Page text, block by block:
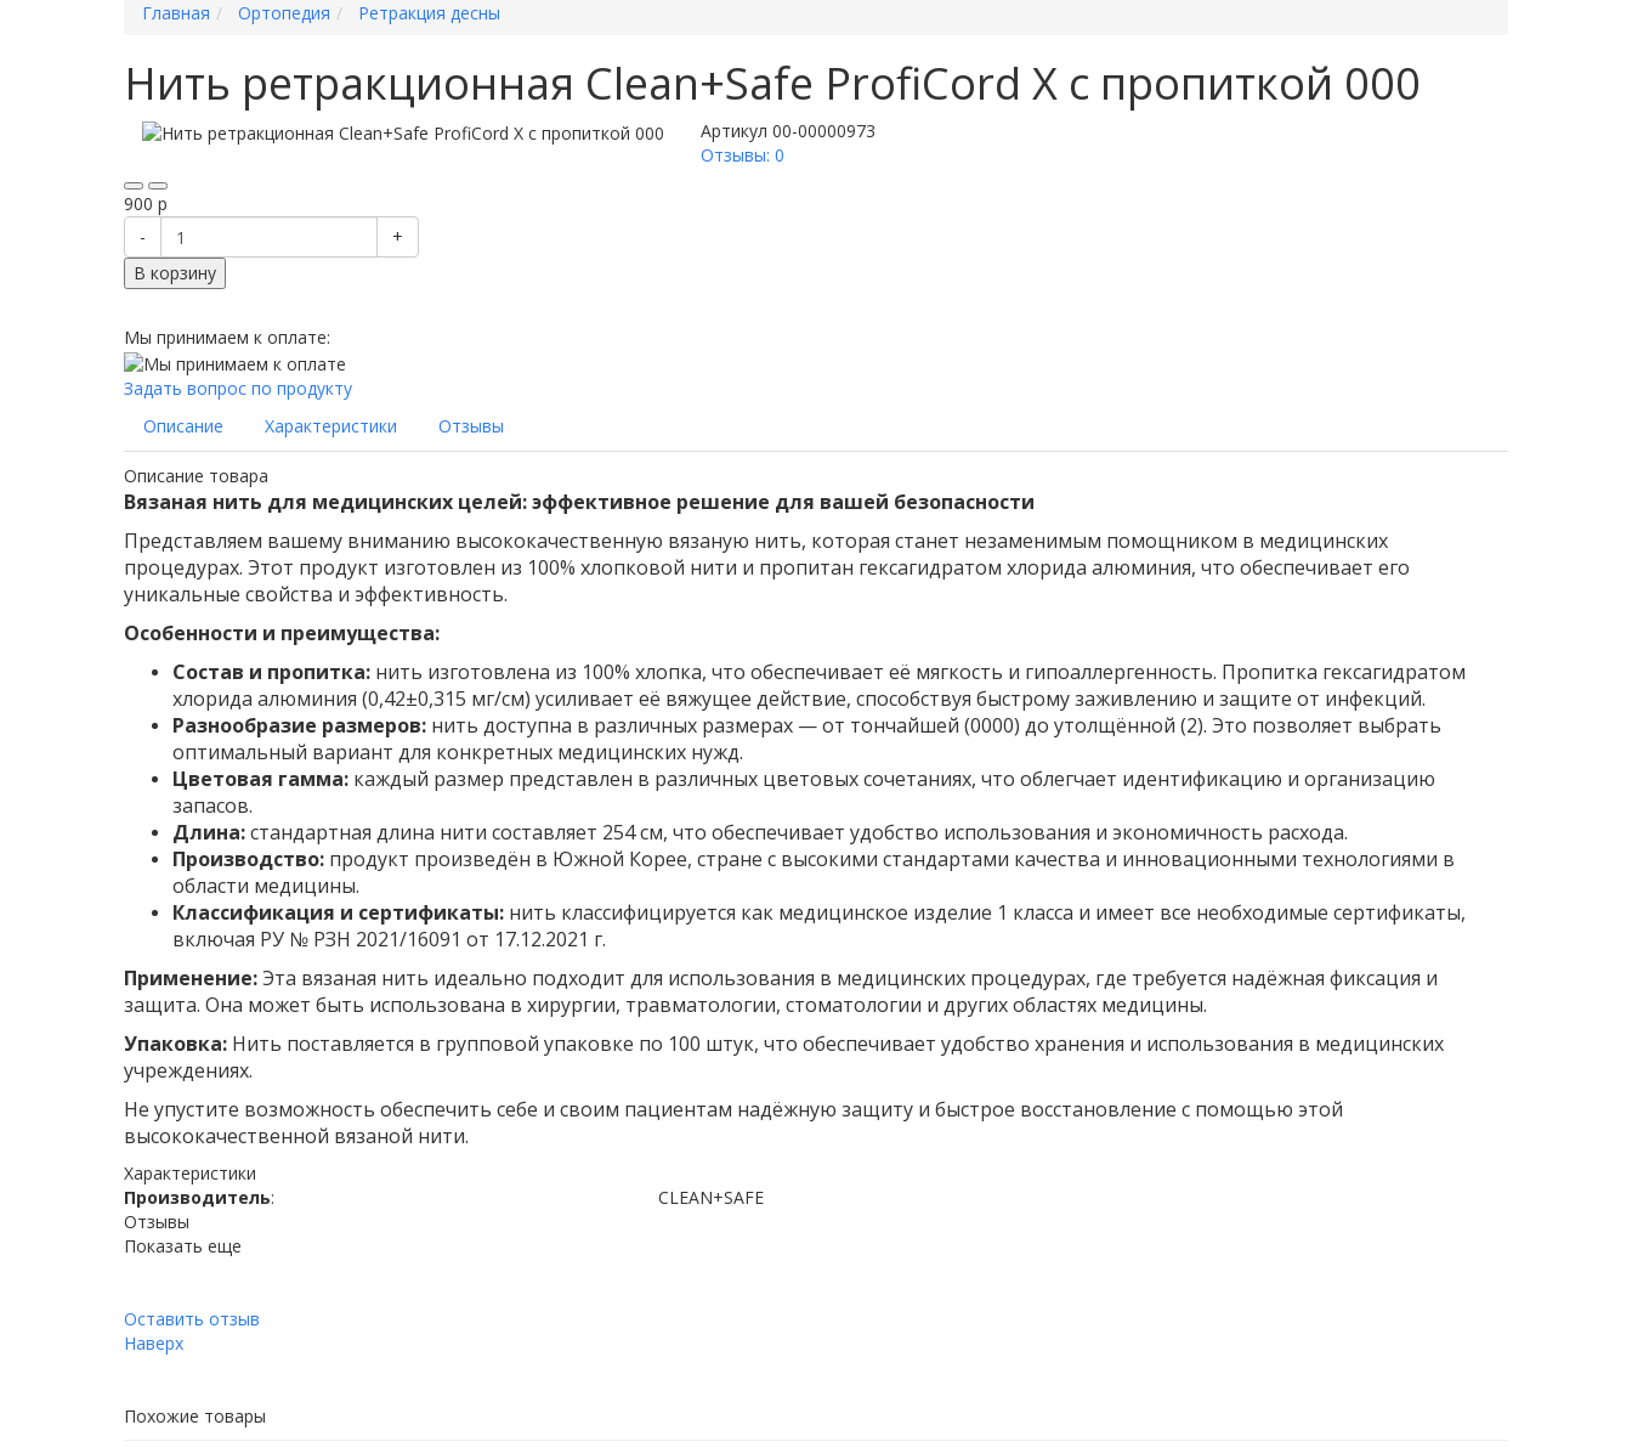
Главная Ортопедия Ретракция десны
Нить ретракционная Clean+Safe ProfiCord X с пропиткой 000
Артикул 00-00000973
Отзывы: 0
900 p
-
+
В корзину
Мы принимаем к оплате:
Задать вопрос по продукту
Описание
Характеристики Отзывы
Описание товара
Вязаная нить для медицинских целей: эффективное решение для вашей безопасности
Представляем вашему вниманию высококачественную вязаную нить, которая станет незаменимым помощником в медицинских
процедурах. Этот продукт изготовлен из 100% хлопковой нити и пропитан гексагидратом хлорида алюминия, что обеспечивает его
уникальные свойства и эффективность.
Особенности и преимущества:
Состав и пропитка: нить изготовлена из 100% хлопка, что обеспечивает её мягкость и гипоаллергенность. Пропитка гексагидратом
хлорида алюминия (0,42±0,315 мг/см) усиливает её вяжущее действие, способствуя быстрому заживлению и защите от инфекций.
Разнообразие размеров: нить доступна в различных размерах — от тончайшей (0000) до утолщённой (2). Это позволяет выбрать
оптимальный вариант для конкретных медицинских нужд.
Цветовая гамма: каждый размер представлен в различных цветовых сочетаниях, что облегчает идентификацию и организацию
запасов.
Длина:стандартная длина нити составляет 254 см, что обеспечивает удобство использования и экономичность расхода.
Производство: продукт произведён в Южной Корее, стране с высокими стандартами качества и инновационными технологиями в
области медицины.
Классификация и сертификаты: нить классифицируется как медицинское изделие 1 класса и имеет все необходимые сертификаты,
включая РУ № РЗН 2021/16091 от 17.12.2021 г.
Применение:Эта вязаная нить идеально подходит для использования в медицинских процедурах, где требуется надёжная фиксация и
защита. Она может быть использована в хирургии, травматологии, стоматологии и других областях медицины.
Упаковка: Нить поставляется в групповой упаковке по 100 штук, что обеспечивает удобство хранения и использования в медицинских
учреждениях.
Не упустите возможность обеспечить себе и своим пациентам надёжную защиту и быстрое восстановление с помощью этой
высококачественной вязаной нити.
Характеристики
Производитель:
CLEAN+SAFE
Отзывы
Показать еще
Оставить отзыв
Наверх
Похожие товары